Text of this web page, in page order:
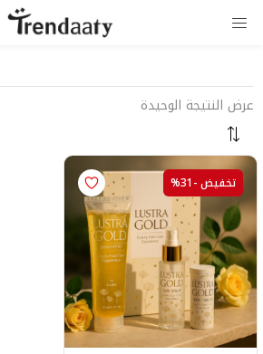
عرض النتيجة الوحيدة
تخفيض -31%
أدخل اسم المستخدم وكلمة المرور لتسجيل الدخول.
تذكرني
تسجيل الدخول
هل نسيت كلمة المرور ؟